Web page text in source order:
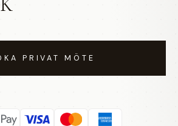
PRIVAT MÖTE